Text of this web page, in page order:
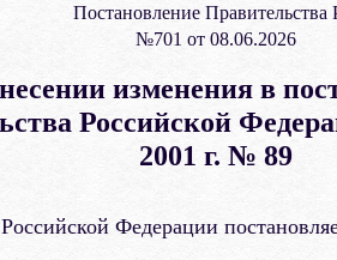
Постановление Правительства
№701 от 08.06.2026
изменения в
Российской
2001 г. № 89
Федерации